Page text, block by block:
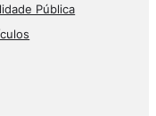
Pública